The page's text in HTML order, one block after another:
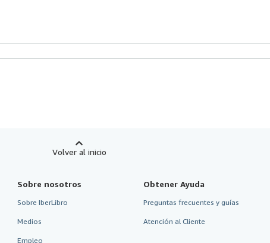
Volver al inicio
Sobre nosotros
Sobre IberLibro
Medios
Empleo
Obtener Ayuda
Preguntas frecuentes y guías
Atención al Cliente